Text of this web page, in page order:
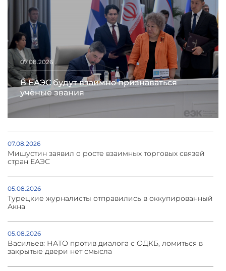
07.08.2026
В ЕАЭС будут взаимно признаваться
учёные звания
07.08.2026
Мишустин заявил о росте взаимных торговых связей
стран ЕАЭС
05.08.2026
Турецкие журналисты отправились в оккупированный
Акна
05.08.2026
Васильев: НАТО против диалога с ОДКБ, ломиться в
закрытые двери нет смысла